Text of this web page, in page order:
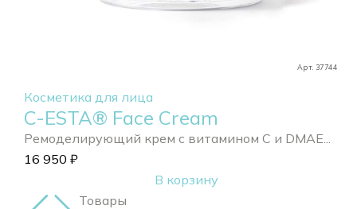
Арт. 37744
Косметика для лица
C-ESTA® Face Cream
Ремоделирующий крем с витамином С и DMAE...
16 950 ₽
В корзину
Товары